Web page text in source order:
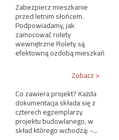
Zabezpiecz mieszkanie
przed letnim słońcem.
Podpowiadamy, jak
zamocować rolety
wewnętrzne Rolety są
efektowną ozdobą mieszkań
Zobacz >
Co zawiera projekt? Każda
dokumentacja składa się z
czterech egzemplarzy
projektu budowlanego, w
skład którego wchodzą: -...